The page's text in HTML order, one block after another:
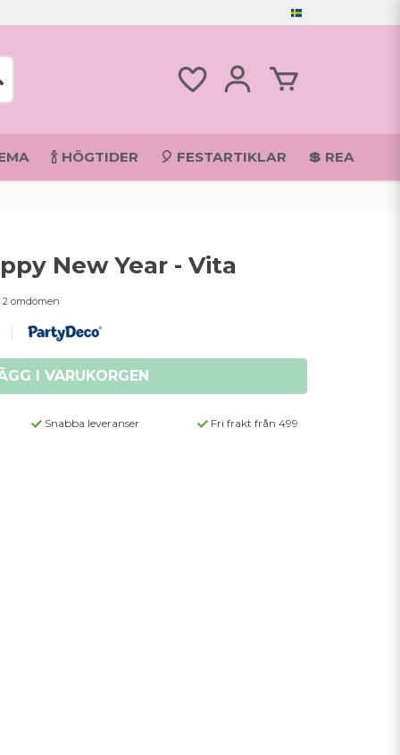
🍾 HÖGTIDER 🎈 FESTARTIKLAR 💲 REA
New Year - Vita
2 omdömen
I VARUKORGEN
Snabba leveranser Fri frakt från 499